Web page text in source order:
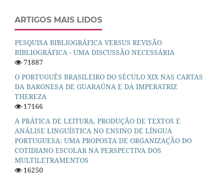
ARTIGOS MAIS LIDOS
PESQUISA BIBLIOGRÁFICA VERSUS REVISÃO
BIBLIOGRÁFICA - UMA DISCUSSÃO NECESSÁRIA
71887
O PORTUGUÊS BRASILEIRO DO SÉCULO XIX NAS CARTAS
DA BARONESA DE GUARAÚNA E DA IMPERATRIZ
THEREZA
17166
A PRÁTICA DE LEITURA, PRODUÇÃO DE TEXTOS E
ANÁLISE LINGUÍSTICA NO ENSINO DE LÍNGUA
PORTUGUESA: UMA PROPOSTA DE ORGANIZAÇÃO DO
COTIDIANO ESCOLAR NA PERSPECTIVA DOS
MULTILETRAMENTOS
16250